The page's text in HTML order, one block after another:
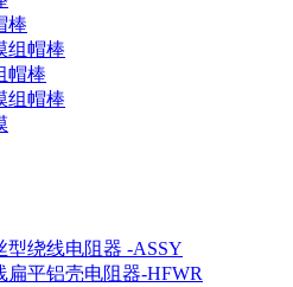
棒
组帽棒
帽棒
组帽棒
型绕线电阻器 -ASSY
扁平铝壳电阻器-HFWR